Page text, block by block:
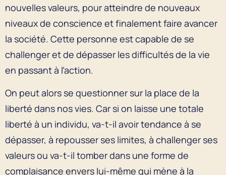
nouvelles valeurs, pour atteindre de nouveaux
niveaux de conscience et finalement faire avancer
la société. Cette personne est capable de se
challenger et de dépasser les difficultés de la vie
en passant à l’action.
On peut alors se questionner sur la place de la
liberté dans nos vies. Car si on laisse une totale
liberté à un individu, va-t-il avoir tendance à se
dépasser, à repousser ses limites, à challenger ses
valeurs ou va-t-il tomber dans une forme de
complaisance envers lui-même qui mène à la